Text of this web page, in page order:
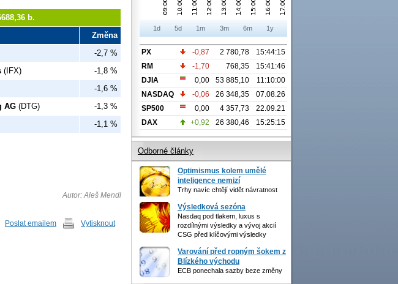
b.
Změna
-2,7 %
(IFX)
-1,8 %
-1,6 %
AG (DTG)
-1,3 %
-1,1 %
Autor: Aleš Mendl
Poslat emailem Vytisknout
1d 5d 1m 3m 6m 1y
PX -0,87 2 780,78
15:44:15
RM
-1,70 768,35
15:41:46
DJIA
0,00 53 885,10
11:10:00
NASDAQ
-0,06 26 348,35
07.08.26
SP500
0,00 4 357,73
22.09.21
DAX
+0,92 26 380,46 15:25:15
Odborné články
Optimismus kolem umělé
inteligence nemizí
Trhy navíc chtějí vidět návratnost
Výsledková sezóna
Nasdaq pod tlakem, luxus s
rozdílnými výsledky a vývoj akcií
CSG před klíčovými výsledky
Varování před ropným šokem z
Blízkého východu
ECB ponechala sazby beze změny